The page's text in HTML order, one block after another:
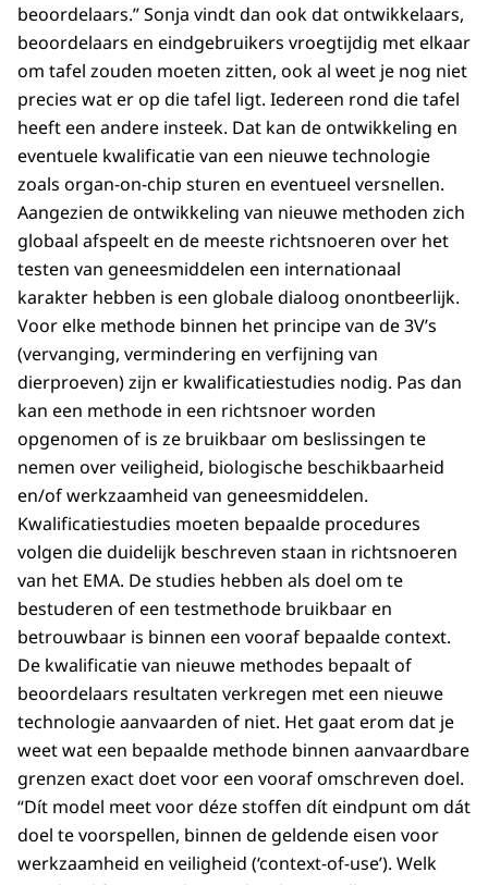
beoordelaars.” Sonja vindt dan ook dat ontwikkelaars,
beoordelaars en eindgebruikers vroegtijdig met elkaar
om tafel zouden moeten zitten, ook al weet je nog niet
precies wat er op die tafel ligt. Iedereen rond die tafel
heeft een andere insteek. Dat kan de ontwikkeling en
eventuele kwalificatie van een nieuwe technologie
zoals organ-on-chip sturen en eventueel versnellen.
Aangezien de ontwikkeling van nieuwe methoden zich
globaal afspeelt en de meeste richtsnoeren over het
testen van geneesmiddelen een internationaal
karakter hebben is een globale dialoog onontbeerlijk.
Voor elke methode binnen het principe van de 3V’s
(vervanging, vermindering en verfijning van
dierproeven) zijn er kwalificatiestudies nodig. Pas dan
kan een methode in een richtsnoer worden
opgenomen of is ze bruikbaar om beslissingen te
nemen over veiligheid, biologische beschikbaarheid
en/of werkzaamheid van geneesmiddelen.
Kwalificatiestudies moeten bepaalde procedures
volgen die duidelijk beschreven staan in richtsnoeren
van het EMA. De studies hebben als doel om te
bestuderen of een testmethode bruikbaar en
betrouwbaar is binnen een vooraf bepaalde context.
De kwalificatie van nieuwe methodes bepaalt of
beoordelaars resultaten verkregen met een nieuwe
technologie aanvaarden of niet. Het gaat erom dat je
weet wat een bepaalde methode binnen aanvaardbare
grenzen exact doet voor een vooraf omschreven doel.
“Dít model meet voor déze stoffen dít eindpunt om dát
doel te voorspellen, binnen de geldende eisen voor
werkzaamheid en veiligheid (‘context-of-use’). Welk